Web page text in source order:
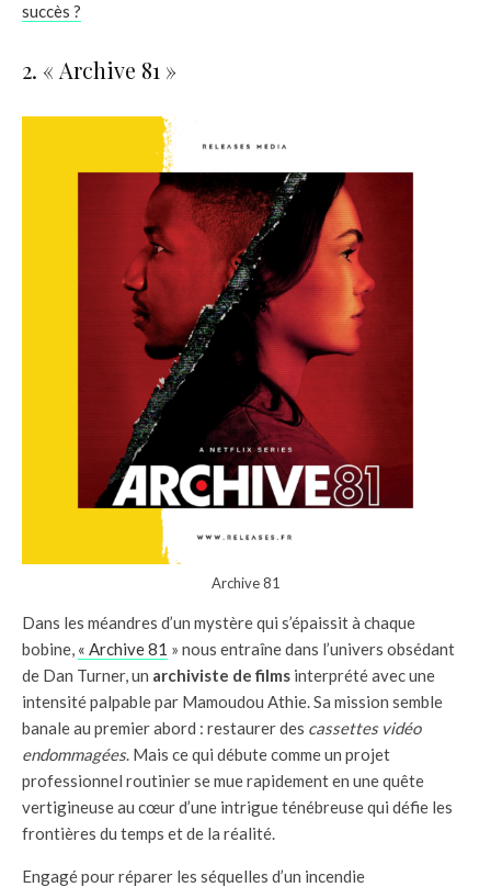
succès ?
2. « Archive 81 »
Archive 81
Dans les méandres d’un mystère qui s’épaissit à chaque
bobine, « Archive 81 » nous entraîne dans l’univers obsédant
de Dan Turner, un archiviste de films interprété avec une
intensité palpable par Mamoudou Athie. Sa mission semble
banale au premier abord : restaurer des cassettes vidéo
endommagées. Mais ce qui débute comme un projet
professionnel routinier se mue rapidement en une quête
vertigineuse au cœur d’une intrigue ténébreuse qui défie les
frontières du temps et de la réalité.
Engagé pour réparer les séquelles d’un incendie